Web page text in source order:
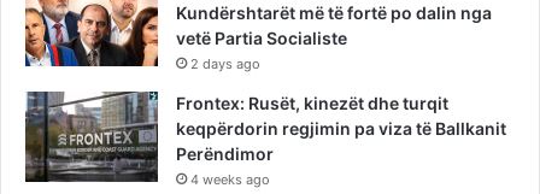
Kundërshtarët më të fortë po dalin nga
vetë Partia Socialiste
2 days ago
Frontex: Rusët, kinezët dhe turqit
keqpërdorin regjimin pa viza të Ballkanit
Perëndimor
4 weeks ago